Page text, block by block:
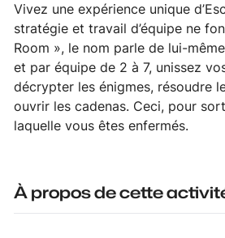
Vivez une expérience unique
stratégie et travail d’équipe ne
Room », le nom parle de lui-
et par équipe de 2 à 7, unissez
décrypter les énigmes, résoudre
ouvrir les cadenas. Ceci, pour
laquelle vous êtes enfermés.
À propos de cette